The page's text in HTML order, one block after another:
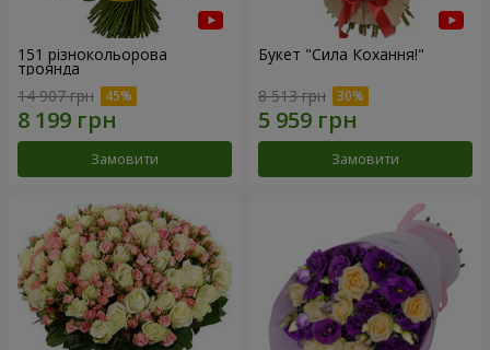
151 різнокольорова
троянда
14 907 грн
Замовити
Букет "Сила Кохання!"
8 513 грн
Замовити